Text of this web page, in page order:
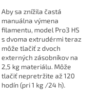
Aby sa znížila častá
manuálna výmena
filamentu, model Pro3 HS
s dvoma extrudérmi teraz
môže tlačiť z dvoch
externých zásobníkov na
2,5 kg materiálu. Môže
tlačiť nepretržite až 120
hodín (pri 1 kg /24 h).